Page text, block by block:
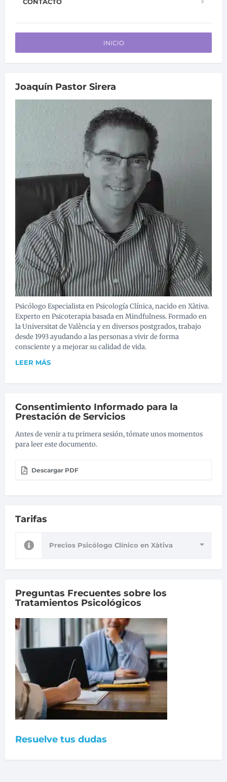
INICIO
Joaquín Pastor Sirera
Psicólogo Especialista en Psicología Clínica, nacido en Xàtiva.
Experto en Psicoterapia basada en Mindfulness. Formado en
la Universitat de València y en diversos postgrados, trabajo
desde 1993 ayudando a las personas a vivir de forma
consciente y a mejorar su calidad de vida.
LEER MÁS
Consentimiento Informado para la
Prestación de Servicios
Antes de venir a tu primera sesión, tómate unos momentos
para leer este documento.
Descargar PDF
Tarifas
Precios Psicólogo Clínico en Xàtiva
Preguntas Frecuentes sobre los
Tratamientos Psicológicos
Resuelve tus dudas